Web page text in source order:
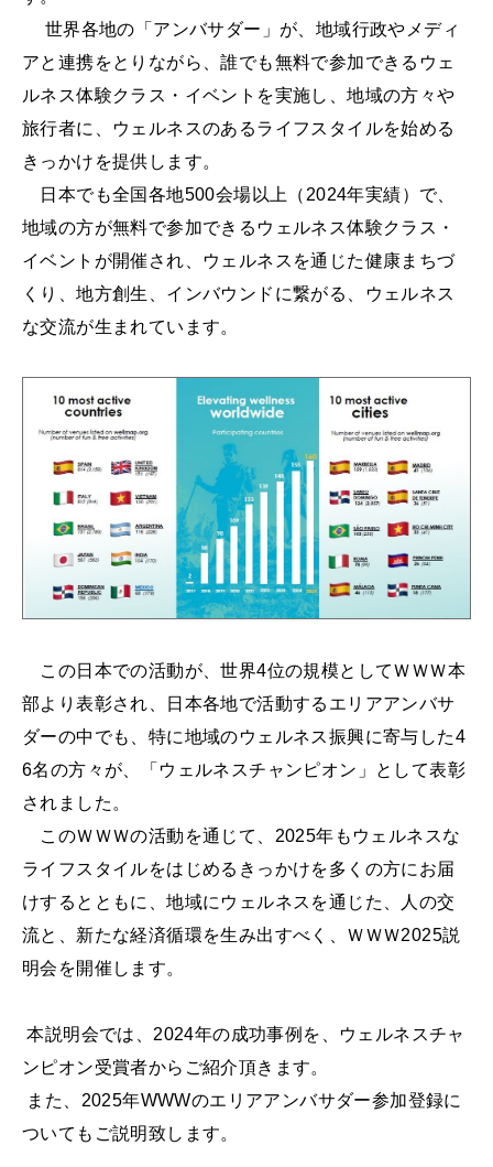
世界各地の「アンバサダー」が、地域行政やメディ
アと連携をとりながら、誰でも無料で参加できるウェ
ルネス体験クラス・イベントを実施し、地域の方々や
旅行者に、ウェルネスのあるライフスタイルを始める
きっかけを提供します。
日本でも全国各地500会場以上（2024年実績）で、
地域の方が無料で参加できるウェルネス体験クラス・
イベントが開催され、ウェルネスを通じた健康まちづ
くり、地方創生、インバウンドに繋がる、ウェルネス
な交流が生まれています。
この日本での活動が、世界4位の規模としてＷＷＷ本
部より表彰され、日本各地で活動するエリアアンバサ
ダーの中でも、特に地域のウェルネス振興に寄与した4
6名の方々が、「ウェルネスチャンピオン」として表彰
されました。
このＷＷＷの活動を通じて、2025年もウェルネスな
ライフスタイルをはじめるきっかけを多くの方にお届
けするとともに、地域にウェルネスを通じた、人の交
流と、新たな経済循環を生み出すべく、ＷＷＷ2025説
明会を開催します。
本説明会では、2024年の成功事例を、ウェルネスチャ
ンピオン受賞者からご紹介頂きます。
また、2025年WWWのエリアアンバサダー参加登録に
ついてもご説明致します。